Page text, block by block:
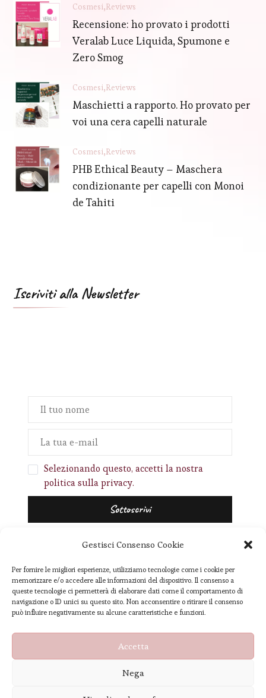
Gestisci Consenso Cookie
Per fornire le migliori esperienze, utilizziamo tecnologie come i cookie per
memorizzare e/o accedere alle informazioni del dispositivo. Il consenso a
queste tecnologie ci permetterà di elaborare dati come il comportamento di
navigazione o ID unici su questo sito. Non acconsentire o ritirare il consenso
può influire negativamente su alcune caratteristiche e funzioni.
Accetta
Nega
Cosmesi Reviews
Recensione: ho provato i prodotti
Veralab Luce Liquida, Spumone e
Zero Smog
Cosmesi Reviews
Maschietti a rapporto. Ho provato per
voi una cera capelli naturale
Cosmesi Reviews
PHB Ethical Beauty – Maschera
condizionante per capelli con Monoi
de Tahiti
Iscriviti alla Newsletter
Selezionando questo, accetti la nostra
politica sulla privacy.
I Capricci di Sara - Reviews & Lifestyle